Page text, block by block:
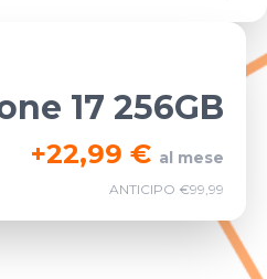
17 256GB
+22,99 € al mese
ANTICIPO €99,99